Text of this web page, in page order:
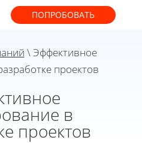
ПОПРОБОВАТЬ
\ Эффективное
проектов
в
проектов